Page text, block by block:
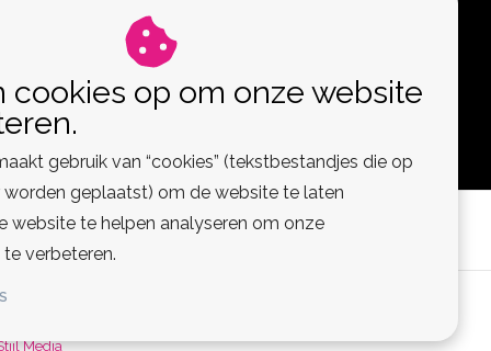
Media
cookies op om onze website
gebruik van “cookies” (tekstbestandjes die op
geplaatst) om de website te laten
website te helpen analyseren om onze
verbeteren.